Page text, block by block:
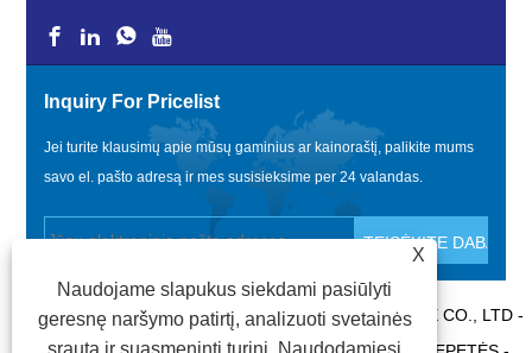
Inquiry For Pricelist
Jei turite klausimų apie mūsų gaminius ar kainoraštį, palikite mums
savo el. pašto adresą ir mes susisieksime per 24 valandas.
AUTORINĖS TEISĖS © 2022 XIAMEN EVERPAL TRADE CO., LTD -
X
Naudojame slapukus siekdami pasiūlyti
geresnę naršymo patirtį, analizuoti svetainės
srautą ir suasmeninti turinį. Naudodamiesi